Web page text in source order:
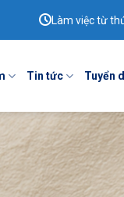
Làm việc từ
Tin tức Tuyển